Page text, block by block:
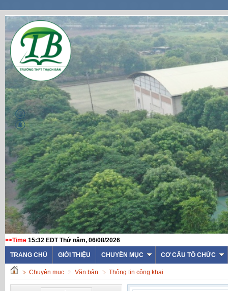
>>Time 15:32 EDT Thứ năm, 06/08/2026
TRANG CHỦ GIỚI THIỆU CHUYÊN MỤC CƠ CẤU TỔ CHỨC
Chuyên mục Văn bản Thông tin công khai